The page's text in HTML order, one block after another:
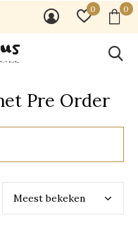
0 0
Pre Order